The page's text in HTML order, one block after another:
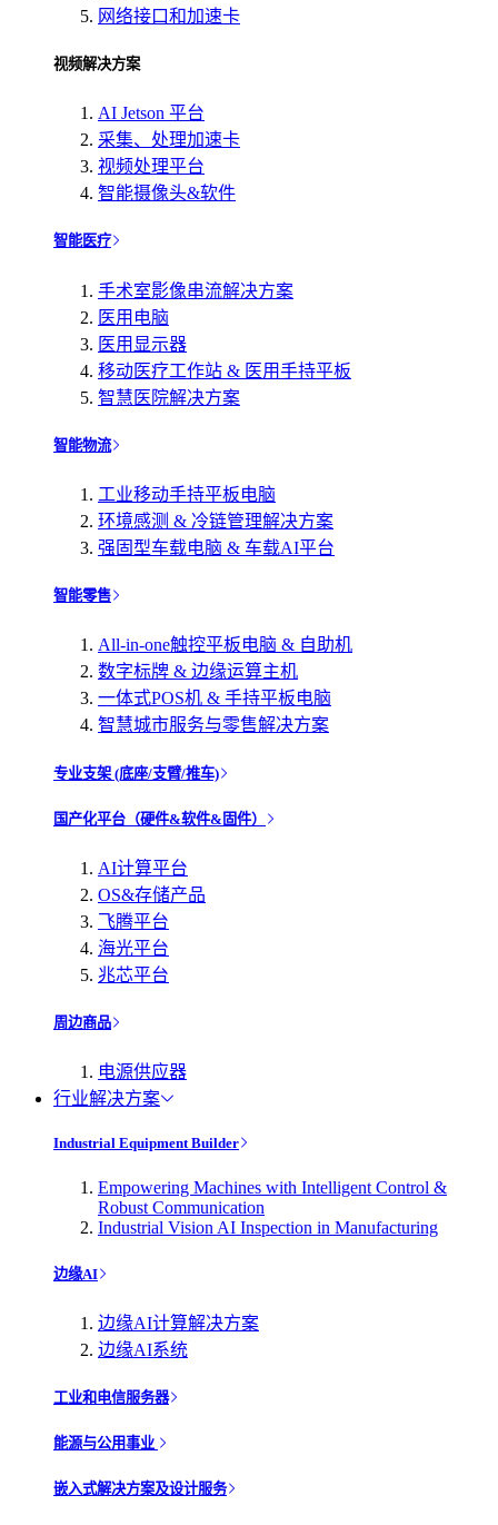
网络接口和加速卡
视频解决方案
AI Jetson 平台
采集、处理加速卡
视频处理平台
智能摄像头&软件
智能医疗
手术室影像串流解决方案
医用电脑
医用显示器
移动医疗工作站 & 医用手持平板
智慧医院解决方案
智能物流
工业移动手持平板电脑
环境感测 & 冷链管理解决方案
强固型车载电脑 & 车载AI平台
智能零售
All-in-one触控平板电脑 & 自助机
数字标牌 & 边缘运算主机
一体式POS机 & 手持平板电脑
智慧城市服务与零售解决方案
专业支架 (底座/支臂/推车)
国产化平台（硬件&软件&固件）
AI计算平台
OS&存储产品
飞腾平台
海光平台
兆芯平台
周边商品
电源供应器
行业解决方案
Industrial Equipment Builder
Empowering Machines with Intelligent Control &
Robust Communication
Industrial Vision AI Inspection in Manufacturing
边缘AI
边缘AI计算解决方案
边缘AI系统
工业和电信服务器
能源与公用事业
嵌入式解决方案及设计服务